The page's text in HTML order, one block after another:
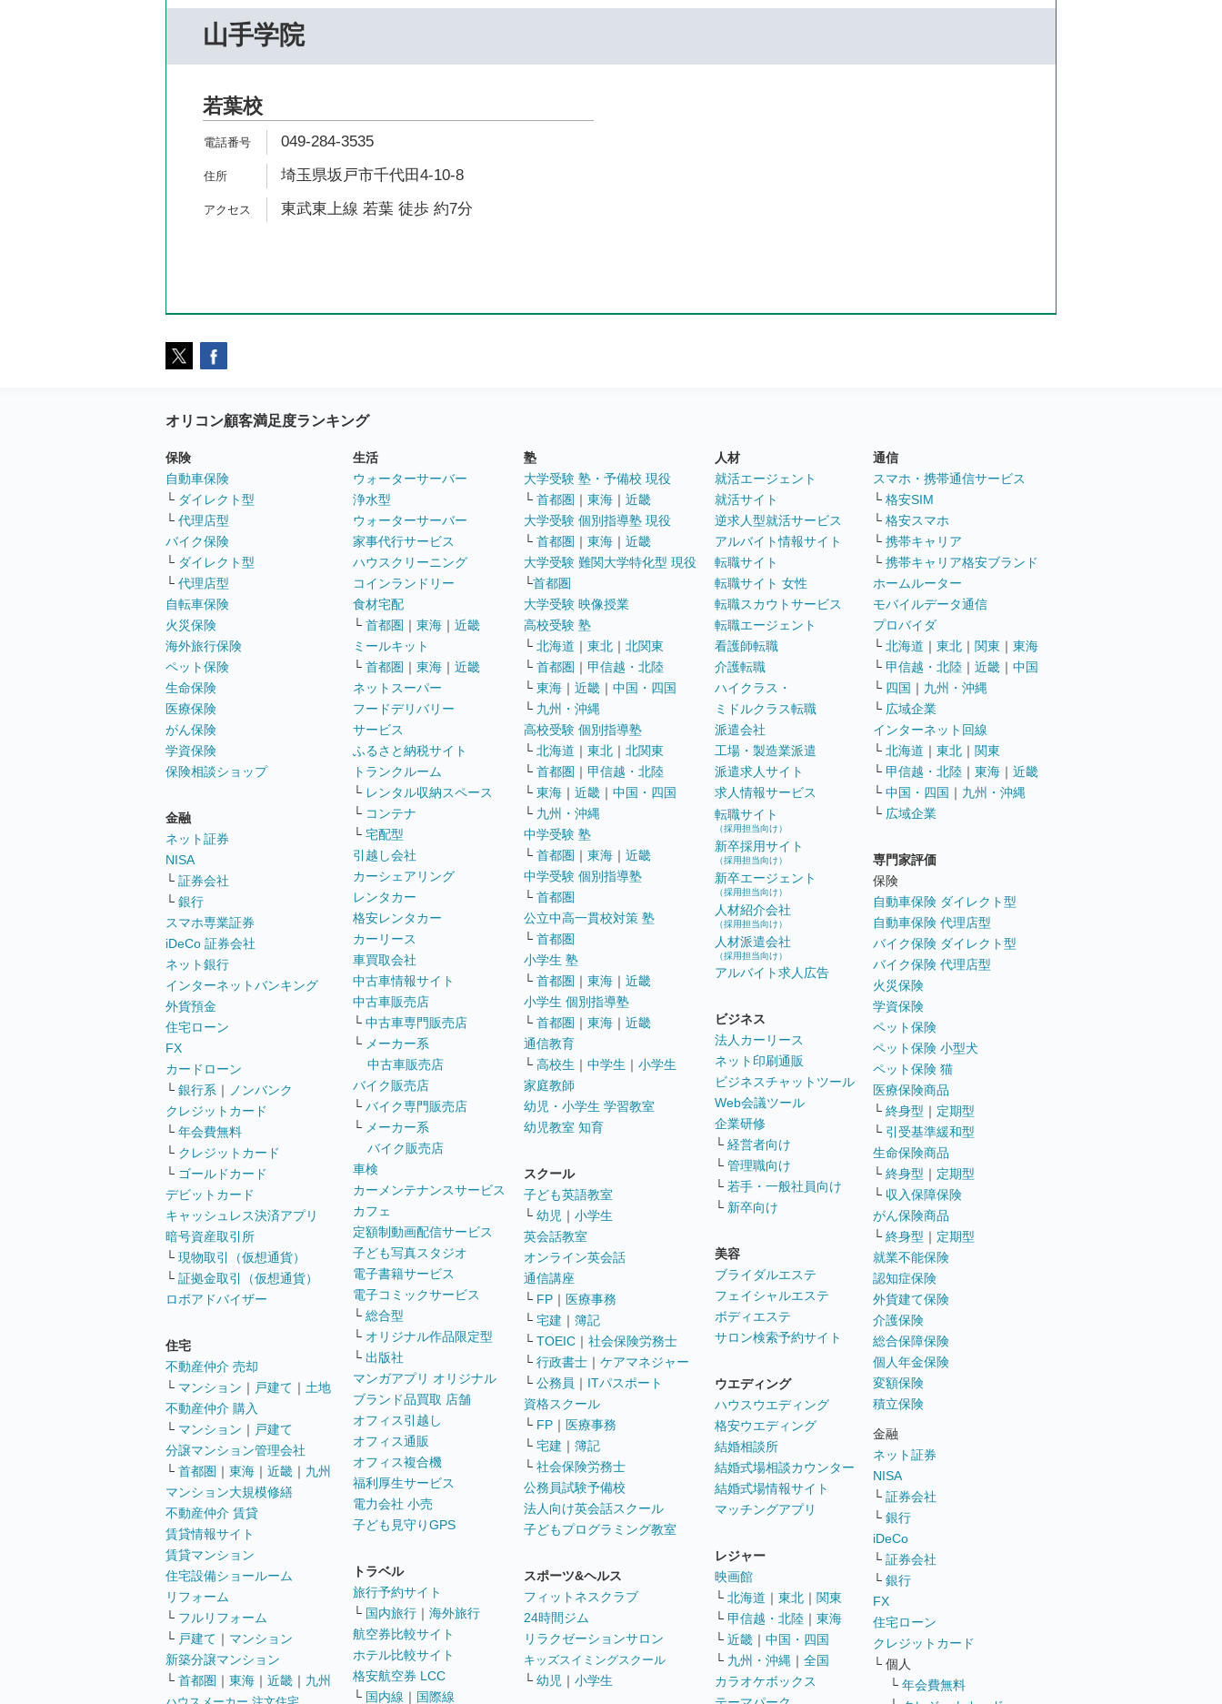
山手学院
若葉校
049-284-3535
埼玉県坂戸市千代田4-10-8
東武東上線 若葉 徒歩 約7分
オリコン顧客満足度ランキング
保険
自動車保険
└ ダイレクト型
└ 代理店型
バイク保険
└ ダイレクト型
└ 代理店型
自転車保険
火災保険
海外旅行保険
ペット保険
生命保険
医療保険
がん保険
学資保険
保険相談ショップ
金融
ネット証券
NISA
└ 証券会社
└ 銀行
スマホ専業証券
iDeCo 証券会社
ネット銀行
インターネットバンキング
外貨預金
住宅ローン
FX
カードローン
└ 銀行系 ｜
ノンバンク
クレジットカード
└ 年会費無料
└ クレジットカード
└ ゴールドカード
デビットカード
キャッシュレス決済アプリ
暗号資産取引所
└ 現物取引（仮想通貨）
└ 証拠金取引（仮想通貨）
ロボアドバイザー
住宅
不動産仲介 売却
└ マンション ｜ 戸建て ｜ 土地
不動産仲介 購入
└ マンション ｜ 戸建て
分譲マンション管理会社
└ 首都圏 ｜ 東海 ｜ 近畿 ｜ 九州
マンション大規模修繕
不動産仲介 賃貸
賃貸情報サイト
賃貸マンション
住宅設備ショールーム
リフォーム
└ フルリフォーム
└ 戸建て ｜ マンション
新築分譲マンション
└ 首都圏 ｜ 東海 ｜ 近畿 ｜ 九州
生活
ウォーターサーバー
浄水型
ウォーターサーバー
家事代行サービス
ハウスクリーニング
コインランドリー
食材宅配
└ 首都圏 ｜ 東海 ｜ 近畿
ミールキット
└ 首都圏 ｜ 東海 ｜ 近畿
ネットスーパー
フードデリバリー
サービス
ふるさと納税サイト
トランクルーム
└ レンタル収納スペース
└ コンテナ
└ 宅配型
引越し会社
カーシェアリング
レンタカー
格安レンタカー
カーリース
車買取会社
中古車情報サイト
中古車販売店
└ 中古車専門販売店
└ メーカー系
中古車販売店
バイク販売店
└ バイク専門販売店
└ メーカー系
バイク販売店
車検
カーメンテナンスサービス
カフェ
定額制動画配信サービス
子ども写真スタジオ
電子書籍サービス
電子コミックサービス
└ 総合型
└ オリジナル作品限定型
└ 出版社
マンガアプリ オリジナル
ブランド品買取 店舗
オフィス引越し
オフィス通販
オフィス複合機
福利厚生サービス
電力会社 小売
子ども見守りGPS
トラベル
旅行予約サイト
└ 国内旅行 ｜ 海外旅行
航空券比較サイト
ホテル比較サイト
格安航空券 LCC
└ 国内線 ｜ 国際線
塾
大学受験 塾・予備校 現役
└ 首都圏 ｜ 東海 ｜ 近畿
大学受験 個別指導塾 現役
└ 首都圏 ｜ 東海 ｜ 近畿
大学受験 難関大学特化型 現役
└首都圏
大学受験 映像授業
高校受験 塾
└ 北海道 ｜ 東北 ｜ 北関東
└ 首都圏 ｜ 甲信越・北陸
└ 東海 ｜ 近畿 ｜ 中国・四国
└ 九州・沖縄
高校受験 個別指導塾
└ 北海道 ｜ 東北 ｜ 北関東
└ 首都圏 ｜ 甲信越・北陸
└ 東海 ｜ 近畿 ｜ 中国・四国
└ 九州・沖縄
中学受験 塾
└ 首都圏 ｜ 東海 ｜ 近畿
中学受験 個別指導塾
└ 首都圏
公立中高一貫校対策 塾
└ 首都圏
小学生 塾
└ 首都圏 ｜ 東海 ｜ 近畿
小学生 個別指導塾
└ 首都圏 ｜ 東海 ｜ 近畿
通信教育
└ 高校生 ｜ 中学生 ｜ 小学生
家庭教師
幼児・小学生 学習教室
幼児教室 知育
スクール
子ども英語教室
└ 幼児 ｜ 小学生
英会話教室
オンライン英会話
通信講座
└ FP ｜ 医療事務
└ 宅建 ｜ 簿記
└ TOEIC ｜ 社会保険労務士
└ 行政書士 ｜ ケアマネジャー
└ 公務員 ｜ ITパスポート
資格スクール
└ FP ｜ 医療事務
└ 宅建 ｜ 簿記
└ 社会保険労務士
公務員試験予備校
法人向け英会話スクール
子どもプログラミング教室
スポーツ&ヘルス
フィットネスクラブ
24時間ジム
リラクゼーションサロン
キッズスイミングスクール
└ 幼児 ｜ 小学生
人材
就活エージェント
就活サイト
逆求人型就活サービス
アルバイト情報サイト
転職サイト
転職サイト 女性
転職スカウトサービス
転職エージェント
看護師転職
介護転職
ハイクラス・
ミドルクラス転職
派遣会社
工場・製造業派遣
派遣求人サイト
求人情報サービス
転職サイト
（採用担当向け）
新卒採用サイト
（採用担当向け）
新卒エージェント
（採用担当向け）
人材紹介会社
（採用担当向け）
人材派遣会社
（採用担当向け）
アルバイト求人広告
ビジネス
法人カーリース
ネット印刷通販
ビジネスチャットツール
Web会議ツール
企業研修
└ 経営者向け
└ 管理職向け
└ 若手・一般社員向け
└ 新卒向け
美容
ブライダルエステ
フェイシャルエステ
ボディエステ
サロン検索予約サイト
ウエディング
ハウスウエディング
格安ウエディング
結婚相談所
結婚式場相談カウンター
結婚式場情報サイト
マッチングアプリ
レジャー
映画館
└ 北海道 ｜ 東北 ｜ 関東
└ 甲信越・北陸 ｜ 東海
└ 近畿 ｜ 中国・四国
└ 九州・沖縄 ｜ 全国
カラオケボックス
通信
スマホ・携帯通信サービス
└ 格安SIM
└ 格安スマホ
└ 携帯キャリア
└ 携帯キャリア格安ブランド
ホームルーター
モバイルデータ通信
プロバイダ
└ 北海道 ｜ 東北 ｜ 関東 ｜ 東海
└ 甲信越・北陸 ｜ 近畿 ｜ 中国
└ 四国 ｜ 九州・沖縄
└ 広域企業
インターネット回線
└ 北海道 ｜ 東北 ｜ 関東
└ 甲信越・北陸 ｜ 東海 ｜ 近畿
└ 中国・四国 ｜ 九州・沖縄
└ 広域企業
専門家評価
保険
自動車保険 ダイレクト型
自動車保険 代理店型
バイク保険 ダイレクト型
バイク保険 代理店型
火災保険
学資保険
ペット保険
ペット保険 小型犬
ペット保険 猫
医療保険商品
└ 終身型 ｜ 定期型
└ 引受基準緩和型
生命保険商品
└ 終身型 ｜ 定期型
└ 収入保障保険
がん保険商品
└ 終身型 ｜ 定期型
就業不能保険
認知症保険
外貨建て保険
介護保険
総合保障保険
個人年金保険
変額保険
積立保険
金融
ネット証券
NISA
└ 証券会社
└ 銀行
iDeCo
└ 証券会社
└ 銀行
FX
住宅ローン
クレジットカード
└ 個人
└ 年会費無料